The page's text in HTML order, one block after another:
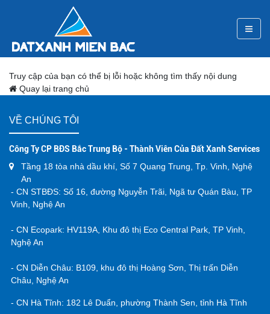
Truy cập của bạn có thể bị lỗi hoặc không tìm thấy nội dung
Quay lại trang chủ
VỀ CHÚNG TÔI
Công Ty CP BĐS Bắc Trung Bộ - Thành Viên Của Đất Xanh Services
Tầng 18 tòa nhà dầu khí, Số 7 Quang Trung, Tp. Vinh, Nghệ
An
- CN STBĐS: Số 16, đường Nguyễn Trãi, Ngã tư Quán Bàu, TP
Vinh, Nghệ An
- CN Ecopark: HV119A, Khu đô thị Eco Central Park, TP Vinh,
Nghệ An
- CN Diễn Châu: B109, khu đô thị Hoàng Sơn, Thị trấn Diễn
Châu, Nghệ An
- CN Hà Tĩnh: 182 Lê Duẩn, phường Thành Sen, tỉnh Hà Tĩnh